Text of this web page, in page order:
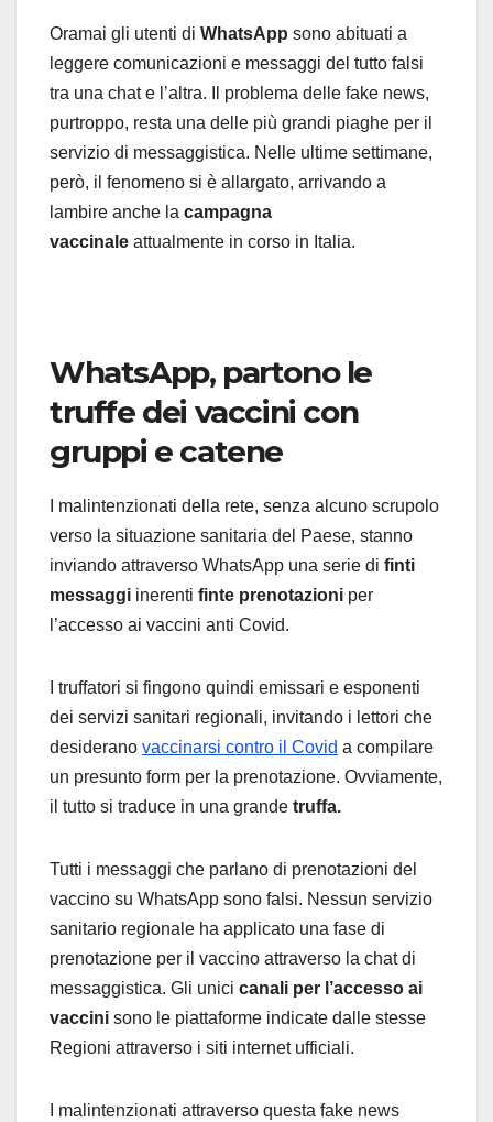
Oramai gli utenti di WhatsApp sono abituati a
leggere comunicazioni e messaggi del tutto falsi
tra una chat e l’altra. Il problema delle fake news,
purtroppo, resta una delle più grandi piaghe per il
servizio di messaggistica. Nelle ultime settimane,
però, il fenomeno si è allargato, arrivando a
lambire anche la campagna
vaccinale attualmente in corso in Italia.
WhatsApp, partono le
truffe dei vaccini con
gruppi e catene
I malintenzionati della rete, senza alcuno scrupolo
verso la situazione sanitaria del Paese, stanno
inviando attraverso WhatsApp una serie di finti
messaggi inerenti finte prenotazioni per
l’accesso ai vaccini anti Covid.
I truffatori si fingono quindi emissari e esponenti
dei servizi sanitari regionali, invitando i lettori che
desiderano vaccinarsi contro il Covid a compilare
un presunto form per la prenotazione. Ovviamente,
il tutto si traduce in una grande truffa.
Tutti i messaggi che parlano di prenotazioni del
vaccino su WhatsApp sono falsi. Nessun servizio
sanitario regionale ha applicato una fase di
prenotazione per il vaccino attraverso la chat di
messaggistica. Gli unici canali per l’accesso ai
vaccini sono le piattaforme indicate dalle stesse
Regioni attraverso i siti internet ufficiali.
I malintenzionati attraverso questa fake news